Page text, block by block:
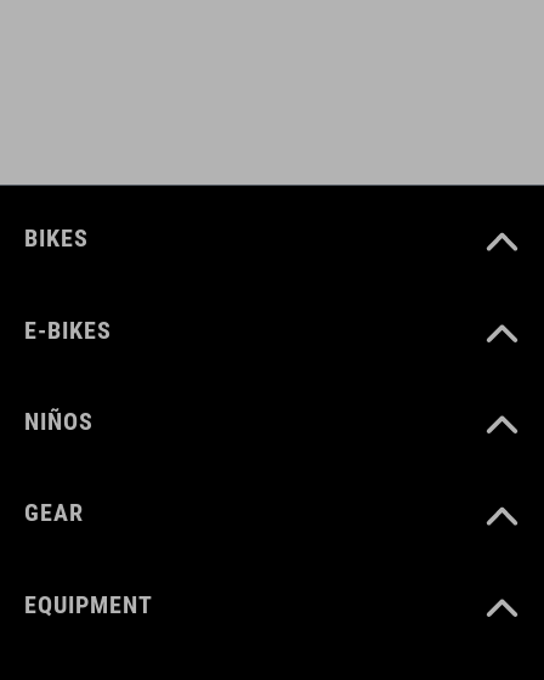
COLOR
TPU
PESO
BIKES
E-BIKES
NIÑOS
GEAR
EQUIPMENT